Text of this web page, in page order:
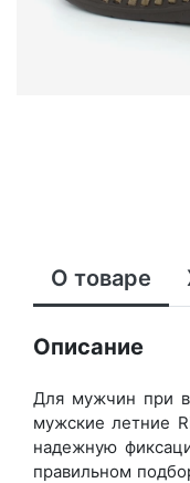
О товаре
Описание
Для мужчин при
мужские летние
надежную
правильном